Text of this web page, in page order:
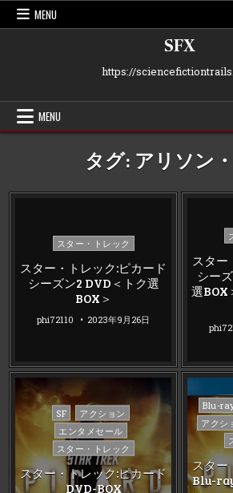
Skip
MENU
SFX
https://
MENU
タグ: アリソン
Posted
スター・トレック
スター・トレック:ピカード
シーズン2 DVD＜トク選
BOX＞
phi72110 2023年9月26日
スター
シー
選BOX
Posted
in
SF
アクション
エンタメセール
スター・トレック
スター・トレック:ピカード
DVD-BOX
Posted
in
Blu-
アクシ
スター
Blu-